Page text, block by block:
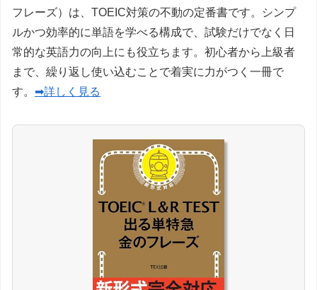
フレーズ）は、TOEIC対策の不動の定番書です。シンプ
ルかつ効率的に単語を学べる構成で、試験だけでなく日
常的な英語力の向上にも役立ちます。初心者から上級者
まで、繰り返し使い込むことで着実に力がつく一冊で
す。 ➡詳しく見る